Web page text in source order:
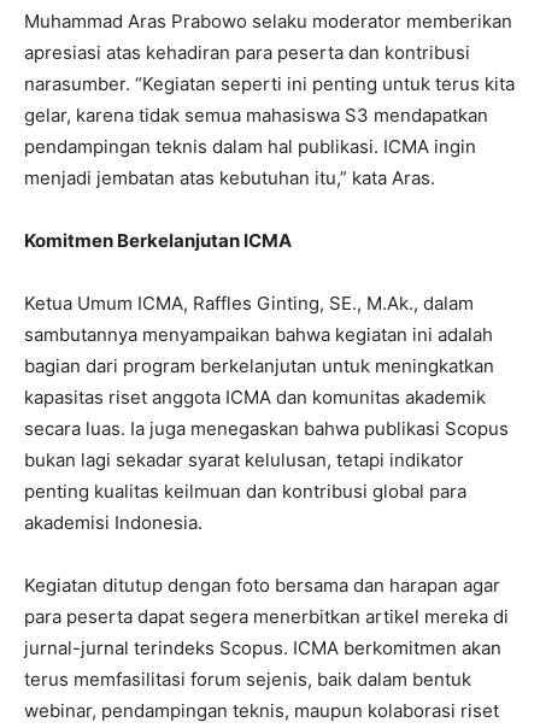
Muhammad Aras Prabowo selaku moderator memberikan
apresiasi atas kehadiran para peserta dan kontribusi
narasumber. “Kegiatan seperti ini penting untuk terus kita
gelar, karena tidak semua mahasiswa S3 mendapatkan
pendampingan teknis dalam hal publikasi. ICMA ingin
menjadi jembatan atas kebutuhan itu,” kata Aras.
Komitmen Berkelanjutan ICMA
Ketua Umum ICMA, Raffles Ginting, SE., M.Ak., dalam
sambutannya menyampaikan bahwa kegiatan ini adalah
bagian dari program berkelanjutan untuk meningkatkan
kapasitas riset anggota ICMA dan komunitas akademik
secara luas. Ia juga menegaskan bahwa publikasi Scopus
bukan lagi sekadar syarat kelulusan, tetapi indikator
penting kualitas keilmuan dan kontribusi global para
akademisi Indonesia.
Kegiatan ditutup dengan foto bersama dan harapan agar
para peserta dapat segera menerbitkan artikel mereka di
jurnal-jurnal terindeks Scopus. ICMA berkomitmen akan
terus memfasilitasi forum sejenis, baik dalam bentuk
webinar, pendampingan teknis, maupun kolaborasi riset